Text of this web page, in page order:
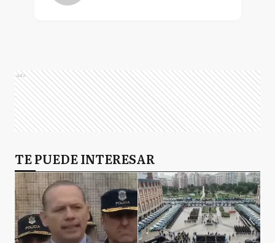
Ads
TE PUEDE INTERESAR